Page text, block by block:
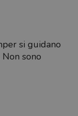
si guidano
sono